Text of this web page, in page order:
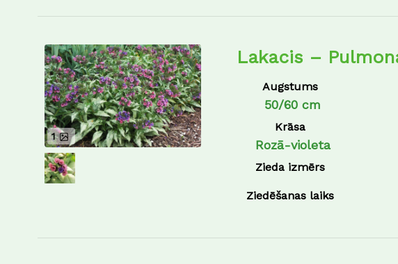
1
Lakacis –
Augstums
50/60 cm
Krāsa
Rozā-violeta
Zieda izmērs
Ziedēšanas laiks